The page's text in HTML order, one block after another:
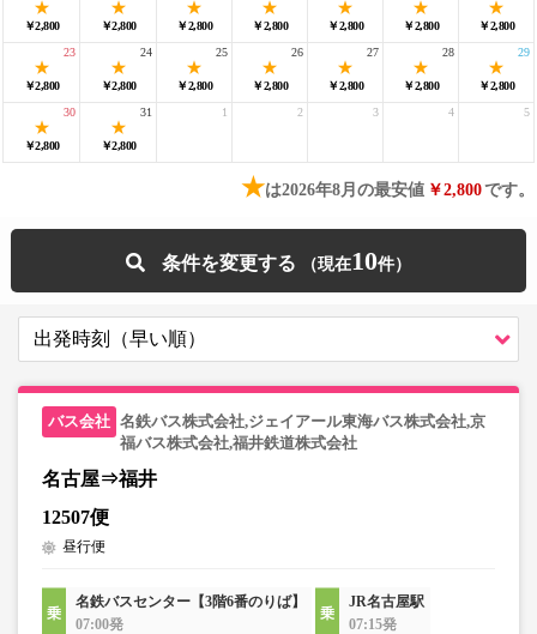
￥2,800 ￥2,800 ￥2,800 ￥2,800 ￥2,800 ￥2,800 ￥2,800
￥2,800
23
￥2,800
24
￥2,800
25
￥2,800
26
￥2,800
27
￥2,800
28
￥2,800
29
￥2,800
30
￥2,800
31 1 2 3 4 5
★は2026年8月の最安値 ￥2,800です。
条件を変更する 10
名鉄バス株式会社,ジェイアール東海バス株式会社,京
福バス株式会社,福井鉄道株式会社
名古屋⇒福井
12507便
昼行便
名鉄バスセンター【3階6番のりば】
07:00発
JR名古屋駅
07:15発